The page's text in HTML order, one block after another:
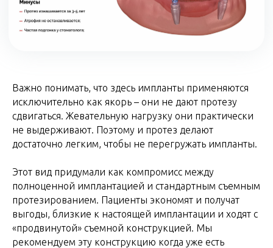
Важно понимать, что здесь импланты применяются
исключительно как якорь – они не дают протезу
сдвигаться. Жевательную нагрузку они практически
не выдерживают. Поэтому и протез делают
достаточно легким, чтобы не перегружать импланты.
Этот вид придумали как компромисс между
полноценной имплантацией и стандартным съемным
протезированием. Пациенты экономят и получат
выгоды, близкие к настоящей имплантации и ходят с
«продвинутой» съемной конструкцией. Мы
рекомендуем эту конструкцию когда уже есть